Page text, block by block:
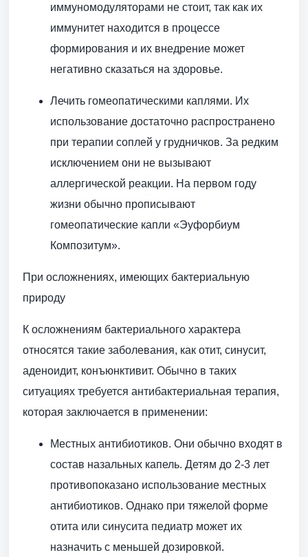
иммуномодуляторами не стоит, так как их
иммунитет находится в процессе
формирования и их внедрение может
негативно сказаться на здоровье.
Лечить гомеопатическими каплями. Их
использование достаточно распространено
при терапии соплей у грудничков. За редким
исключением они не вызывают
аллергической реакции. На первом году
жизни обычно прописывают
гомеопатические капли «Эуфорбиум
Композитум».
При осложнениях, имеющих бактериальную
природу
К осложнениям бактериального характера
относятся такие заболевания, как отит, синусит,
аденоидит, конъюнктивит. Обычно в таких
ситуациях требуется антибактериальная терапия,
которая заключается в применении:
Местных антибиотиков. Они обычно входят в
состав назальных капель. Детям до 2-3 лет
противопоказано использование местных
антибиотиков. Однако при тяжелой форме
отита или синусита педиатр может их
назначить с меньшей дозировкой.